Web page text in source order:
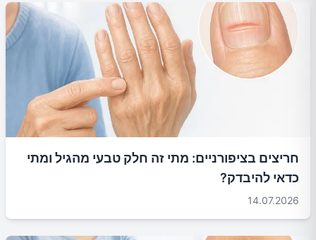
חריצים בציפורניים: מתי זה חלק טבעי מהגיל ומתי
כדאי להיבדק?
14.07.2026